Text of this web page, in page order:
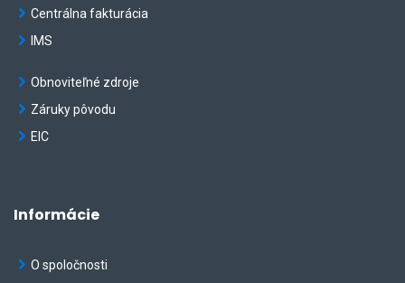
Centrálna fakturácia
IMS
Obnoviteľné zdroje
Záruky pôvodu
EIC
Informácie
O spoločnosti